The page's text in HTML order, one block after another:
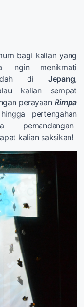
bagi kalian yang
ingin menikmati
indah di Jepang,
kalian sempat
perayaanRimpa
pertengahan
pemandangan-
kalian saksikan!